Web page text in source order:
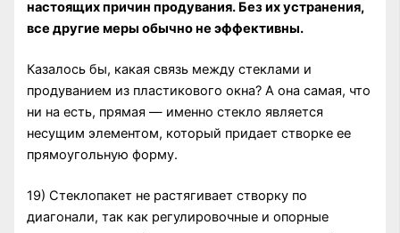
настоящих причин продувания. Без их устранения,
все другие меры обычно не эффективны.
Казалось бы, какая связь между стеклами и
продуванием из пластикового окна? А она самая, что
ни на есть, прямая — именно стекло является
несущим элементом, который придает створке ее
прямоугольную форму.
19) Стеклопакет не растягивает створку по
диагонали, так как регулировочные и опорные